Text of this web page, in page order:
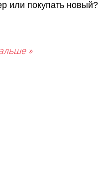
или покупать новый?
»